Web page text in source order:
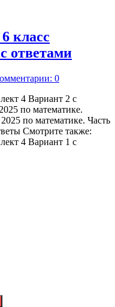
класс
ответами
0
4 Вариант 2 с
по математике.
по математике. Часть
Смотрите также:
4 Вариант 1 с